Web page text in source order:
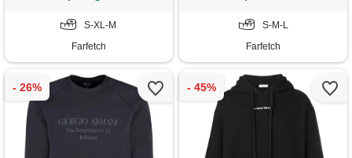
S-XL-M
Farfetch
S-M-L
Farfetch